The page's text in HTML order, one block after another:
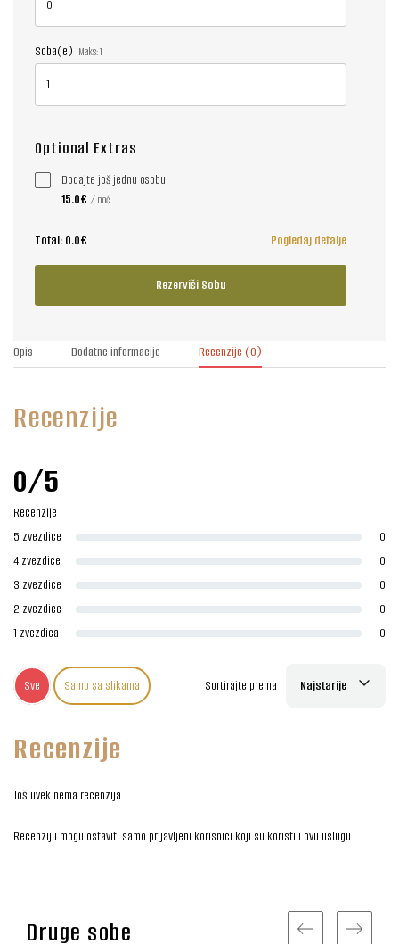
Opis Dodatne informacije Recenzije (0)
Recenzije
0/5
Recenzije
5 zvezdice
0
4 zvezdice
0
3 zvezdice
0
2 zvezdice
0
1 zvezdica
0
Sve Samo sa slikama Sortirajte prema Najstarije
Recenzije
Još uvek nema recenzija.
Recenziju mogu ostaviti samo prijavljeni korisnici koji su koristili ovu uslugu.
Soba(e) Maks:1
Optional Extras
Dodajte još jednu osobu
15.0€ / noć
Total: 0.0€ Pogledaj detalje
Rezerviši Sobu
Druge sobe